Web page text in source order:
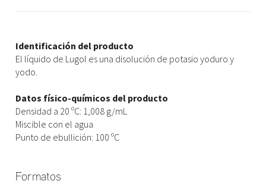
Identificación del producto
El líquido de Lugol es una disolución de potasio yoduro y
yodo.
Datos físico-químicos del producto
Densidad a 20 ºC: 1,008 g/mL
Miscible con el agua
Punto de ebullición: 100 ºC
Formatos